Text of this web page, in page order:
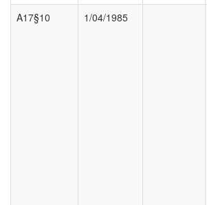
A17§10
1/04/1985